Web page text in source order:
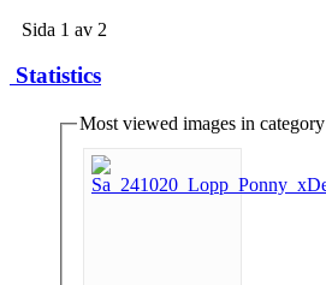
Sida 1 av 2
Statistics
Most viewed images in category